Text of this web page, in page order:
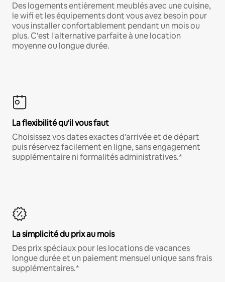
Des logements entièrement meublés avec une cuisine,
le wifi et les équipements dont vous avez besoin pour
vous installer confortablement pendant un mois ou
plus. C'est l'alternative parfaite à une location
moyenne ou longue durée.
La flexibilité qu'il vous faut
Choisissez vos dates exactes d'arrivée et de départ
puis réservez facilement en ligne, sans engagement
supplémentaire ni formalités administratives.*
La simplicité du prix au mois
Des prix spéciaux pour les locations de vacances
longue durée et un paiement mensuel unique sans frais
supplémentaires.*